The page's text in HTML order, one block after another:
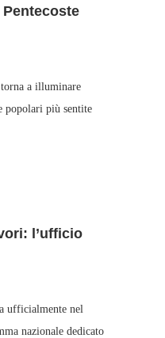
a illuminare
popolari più sentite
l’ufficio
ufficialmente nel
nazionale dedicato